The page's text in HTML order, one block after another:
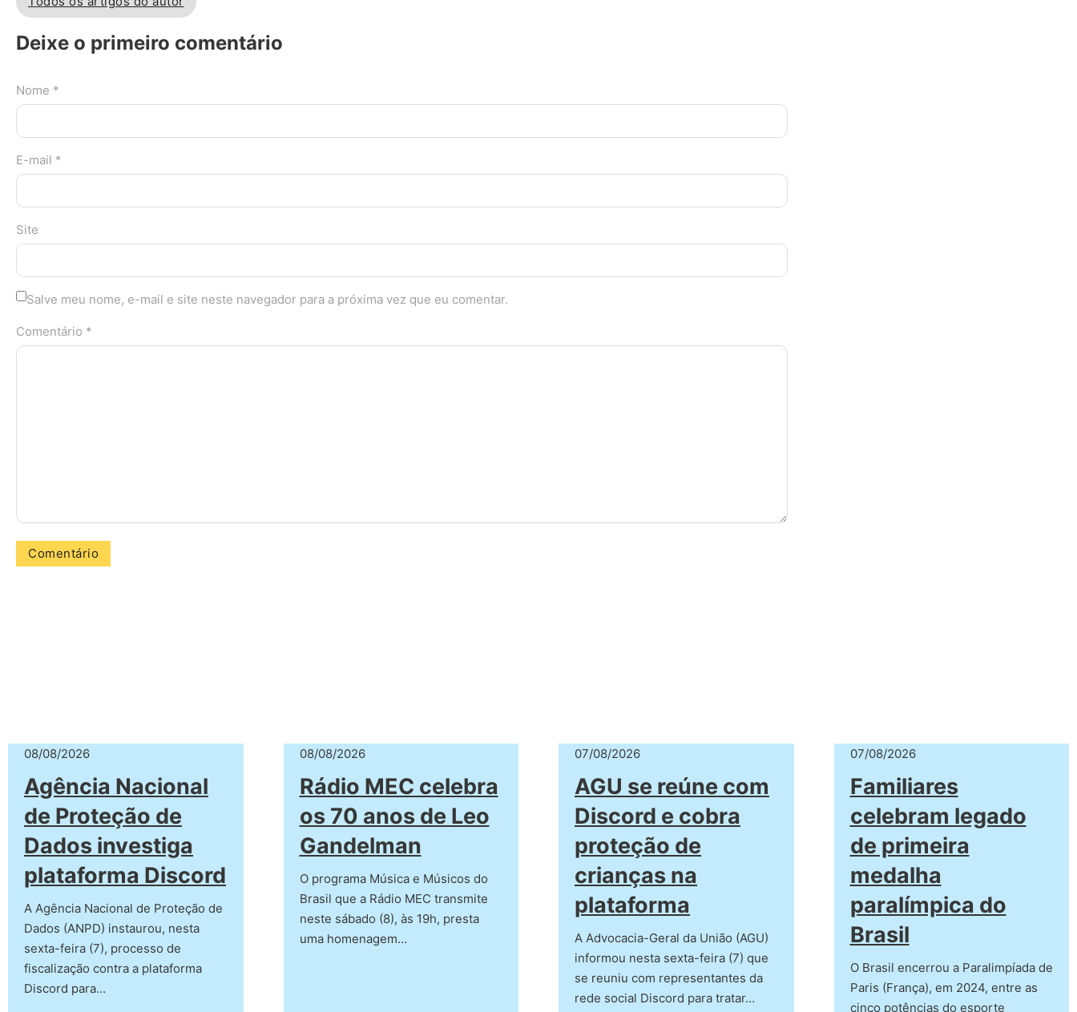
Deixe o primeiro comentário
Nome *
E-mail *
Site
Salve meu nome, e-mail e site neste navegador para a próxima vez que eu comentar.
Comentário *
08/08/2026
Agência Nacional
de Proteção de
Dados investiga
plataforma Discord
A Agência Nacional de Proteção de
Dados (ANPD) instaurou, nesta
sexta-feira (7), processo de
fiscalização contra a plataforma
Discord para…
08/08/2026
Rádio MEC celebra
os 70 anos de Leo
Gandelman
O programa Música e Músicos do
Brasil que a Rádio MEC transmite
neste sábado (8), às 19h, presta
uma homenagem…
07/08/2026
AGU se reúne com
Discord e cobra
proteção de
crianças na
plataforma
A Advocacia-Geral da União (AGU)
informou nesta sexta-feira (7) que
se reuniu com representantes da
rede social Discord para tratar…
07/08/2026
Familiares
celebram legado
de primeira
medalha
paralímpica do
Brasil
O Brasil encerrou a Paralimpíada de
Paris (França), em 2024, entre as
cinco potências do esporte